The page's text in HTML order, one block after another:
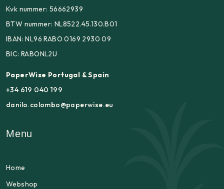
Kvk nummer: 56662939
BTW nummer: NL8522.45.130.B01
IBAN: NL96 RABO 0169 2930 09
BIC: RABONL2U
PaperWise Portugal & Spain
+34 619 040 199
danilo.colombo@paperwise.eu
Menu
Home
Webshop